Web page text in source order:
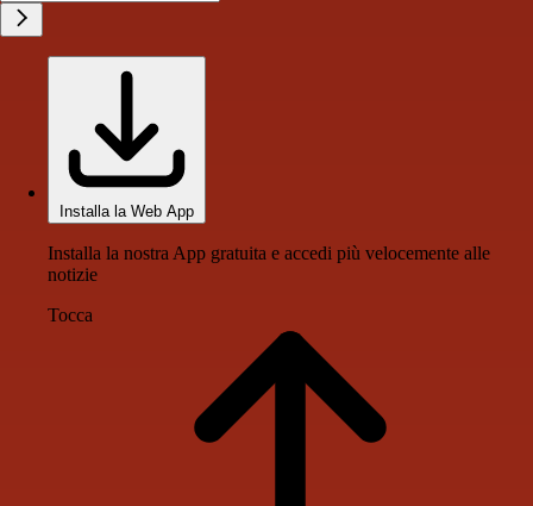
Installa la Web App
Installa la nostra App gratuita e accedi più velocemente alle
notizie
Tocca